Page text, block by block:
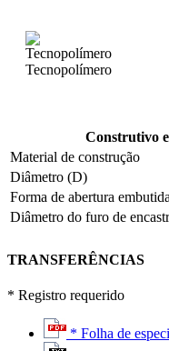
Tecnopolímero
Construtivo
Material de construção
Diâmetro (D)
Forma de abertura embutida
Diâmetro do furo de
TRANSFERÊNCIAS
* Registro requerido
* Folha de